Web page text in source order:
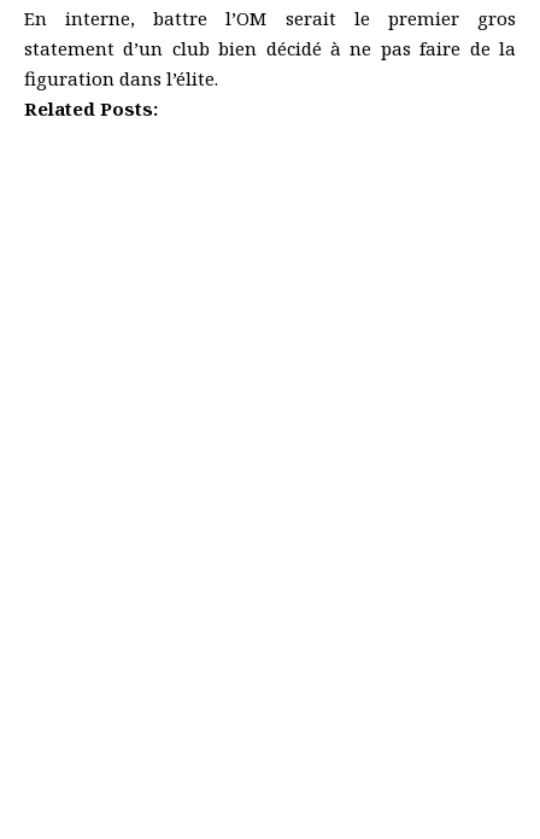
En interne, battre l’OM serait le premier gros
statement d’un club bien décidé à ne pas faire de la
figuration dans l’élite.
Related Posts: